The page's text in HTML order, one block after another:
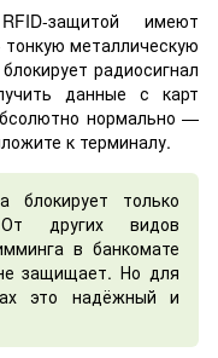
защитой имеют
металлическую
радиосигнал
данные с карт
нормально —
к терминалу.
блокирует только
От других видов
в банкомате
защищает. Но для
это надёжный и